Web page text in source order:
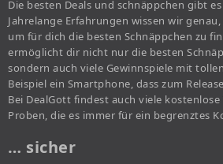
Die besten Deals und schnäppchen gibt
Jahrelange Erfahrungen wissen wir
um für dich die besten Schnäppchen zu
ermöglicht dir nicht nur die besten
sondern auch viele Gewinnspiele mit
Beispiel ein Smartphone, dass zum
Bei DealGott findest auch viele
Proben, die es immer für ein begrenztes
… sicher